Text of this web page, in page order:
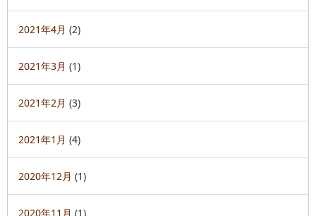
2021年4月 (2)
2021年3月 (1)
2021年2月 (3)
2021年1月 (4)
2020年12月 (1)
2020年11月 (1)